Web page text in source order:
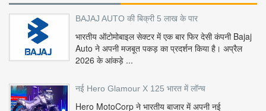
BAJAJ AUTO की बिक्री 5 लाख के पार
भारतीय ऑटोमोबाइल सेक्टर में एक बार फिर देसी कंपनी Bajaj
Auto ने अपनी मजबूत पकड़ का प्रदर्शन किया है। अप्रैल
2026 के आंकड़े ...
नई Hero Glamour X 125 भारत में लॉन्च
Hero MotoCorp ने भारतीय बाजार में अपनी नई